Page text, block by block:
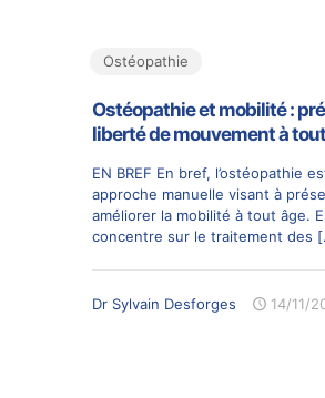
Ostéopathie
Ostéopathie et mobilité :
liberté de mouvement à
EN BREF En bref, l’ostéopathie
approche manuelle visant à
améliorer la mobilité à tout âge.
concentre sur le traitement des
Dr Sylvain Desforges 14/11/